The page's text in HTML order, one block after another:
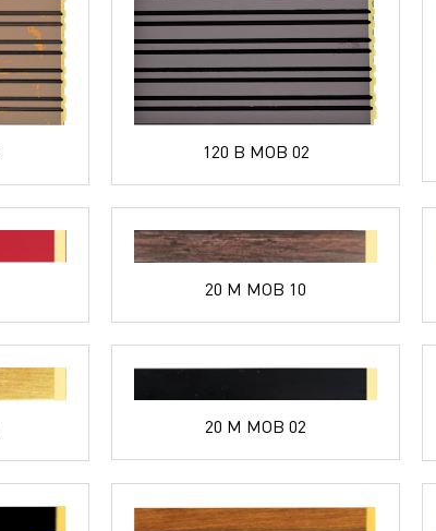
120 B MOB 02
20 M MOB 10
20 M MOB 02